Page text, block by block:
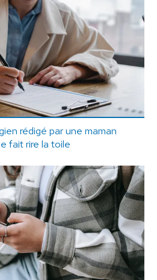
rédigé par une maman
fait rire la toile